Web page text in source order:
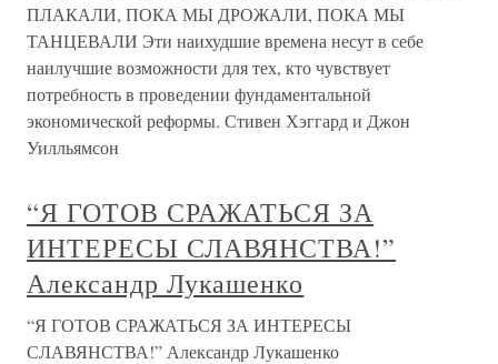
ПЛАКАЛИ, ПОКА МЫ ДРОЖАЛИ, ПОКА МЫ
ТАНЦЕВАЛИ Эти наихудшие времена несут в себе
наилучшие возможности для тех, кто чувствует
потребность в проведении фундаментальной
экономической реформы. Стивен Хэггард и Джон
Уилльямсон
“Я ГОТОВ СРАЖАТЬСЯ ЗА
ИНТЕРЕСЫ СЛАВЯНСТВА!”
Александр Лукашенко
“Я ГОТОВ СРАЖАТЬСЯ ЗА ИНТЕРЕСЫ
СЛАВЯНСТВА!” Александр Лукашенко